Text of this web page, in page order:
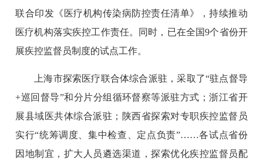
联合印发《医疗机构传染病防控责任清单》，持续推动
医疗机构落实疾控工作责任。同时，已在全国9个省份开
展疾控监督员制度的试点工作。
上海市探索医疗联合体综合派驻，采取了“驻点督导
+巡回督导”和分片分组循环督察等派驻方式；浙江省开
展县域医共体综合派驻；陕西省探索对专职疾控监督员
实行“统筹调度、集中检查、定点负责”……各试点省份
因地制宜，扩大人员遴选渠道，探索优化疾控监督员配